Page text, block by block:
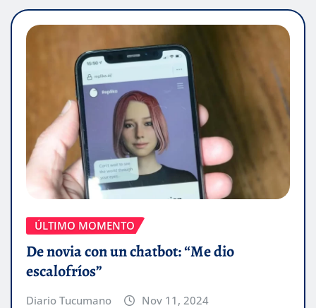
ÚLTIMO MOMENTO
De novia con un chatbot: “Me dio
escalofríos”
Diario Tucumano Nov 11, 2024